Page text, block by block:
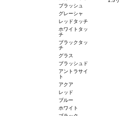
ブラッシュ
グレーシャ
レッドタッチ
ホワイトタッ
チ
ブラックタッ
チ
グラス
ブラッシュド
アントラサイ
ト
アクア
レッド
ブルー
ホワイト